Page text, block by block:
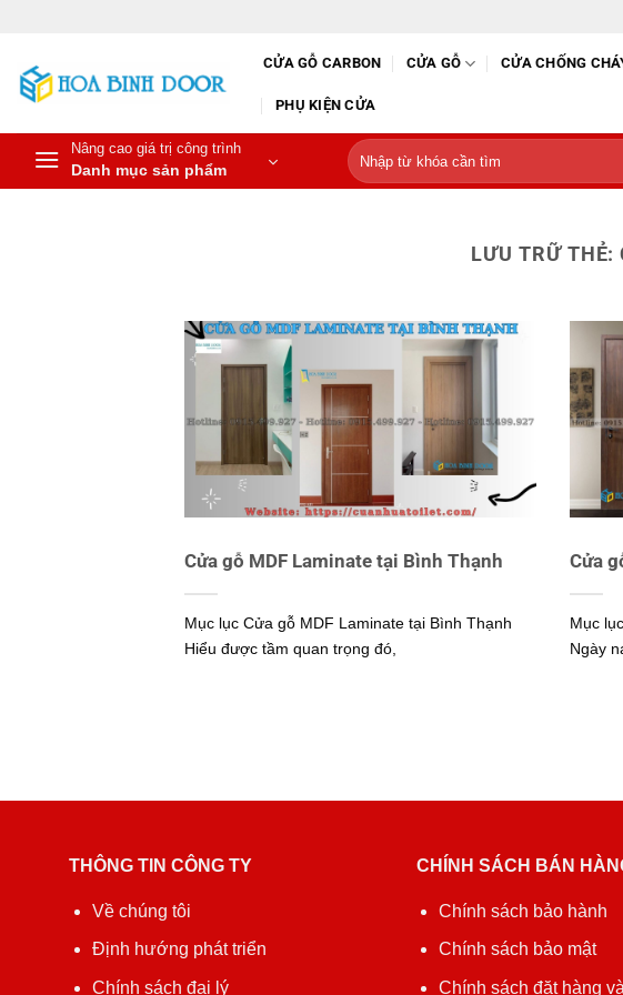
nội
dung
CỬA GỖ CARBON CỬA GỖ CỬA CHỐNG
PHỤ KIỆN CỬA
Nâng cao giá trị công trình
Danh mục sản phẩm
Tìm
kiếm:
LƯU TRỮ THẺ:
Cửa gỗ MDF Laminate tại Bình Thạnh
Mục lục Cửa gỗ MDF Laminate tại Bình Thạnh
Hiểu được tầm quan trọng đó,
Cửa
Mục
Ngày
THÔNG TIN CÔNG TY
Về chúng tôi
Định hướng phát triển
Chính sách đại lý
CHÍNH SÁCH BÁN
Chính sách bảo hành
Chính sách bảo mật
Chính sách đặt hàng